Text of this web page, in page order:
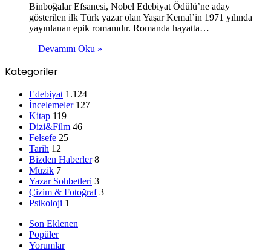
Binboğalar Efsanesi, Nobel Edebiyat Ödülü’ne aday
gösterilen ilk Türk yazar olan Yaşar Kemal’in 1971 yılında
yayınlanan epik romanıdır. Romanda hayatta…
Devamını Oku »
Kategoriler
Edebiyat 1.124
İncelemeler 127
Kitap 119
Dizi&Film 46
Felsefe 25
Tarih 12
Bizden Haberler 8
Müzik 7
Yazar Sohbetleri 3
Çizim & Fotoğraf 3
Psikoloji 1
Son Eklenen
Popüler
Yorumlar